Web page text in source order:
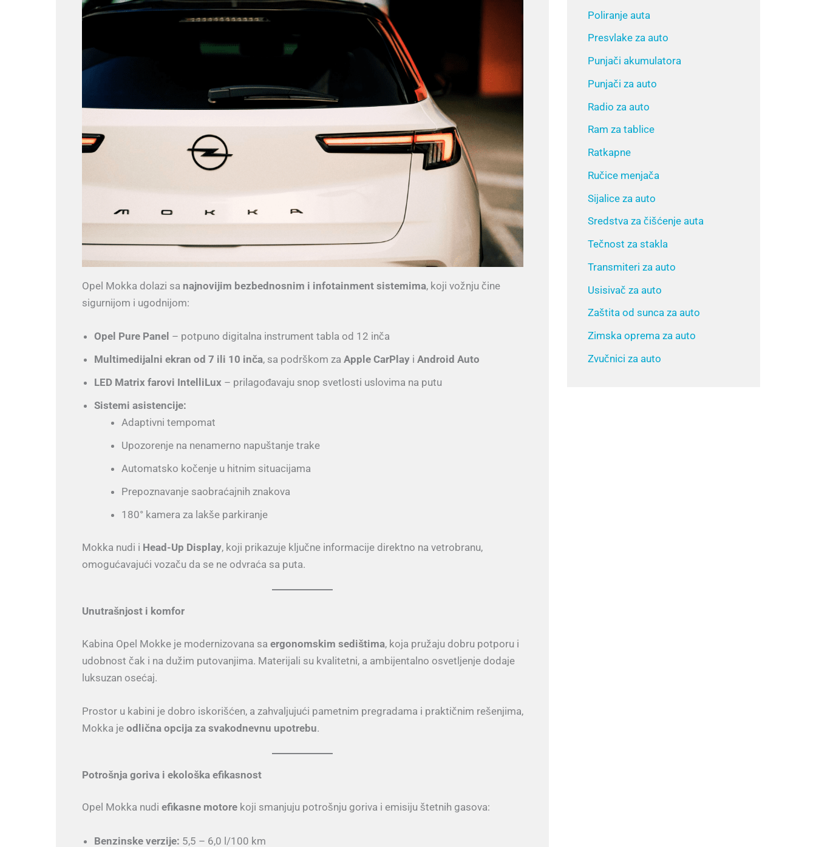
Opel Mokka dolazi sa najnovijim bezbednosnim i infotainment sistemima, koji vožnju čine
sigurnijom i ugodnijom:
Opel Pure Panel – potpuno digitalna instrument tabla od 12 inča
Multimedijalni ekran od 7 ili 10 inča, sa podrškom za Apple CarPlayi Android Auto
LED Matrix farovi IntelliLux– prilagođavaju snop svetlosti uslovima na putu
Sistemi asistencije:
Adaptivni tempomat
Upozorenje na nenamerno napuštanje trake
Automatsko kočenje u hitnim situacijama
Prepoznavanje saobraćajnih znakova
180° kamera za lakše parkiranje
Mokka nudi i Head-Up Display, koji prikazuje ključne informacije direktno na vetrobranu,
omogućavajući vozaču da se ne odvraća sa puta.
Unutrašnjost i komfor
Kabina Opel Mokke je modernizovana sa ergonomskim sedištima, koja pružaju dobru potporu i
udobnost čak i na dužim putovanjima. Materijali su kvalitetni, a ambijentalno osvetljenje dodaje
luksuzan osećaj.
Prostor u kabini je dobro iskorišćen, a zahvaljujući pametnim pregradama i praktičnim rešenjima,
Mokka je odlična opcija za svakodnevnu upotrebu.
Potrošnja goriva i ekološka efikasnost
Opel Mokka nudi efikasne motorekoji smanjuju potrošnju goriva i emisiju štetnih gasova:
Benzinske verzije: 5,5 – 6,0 l/100 km
Poliranje auta
Presvlake za auto
Punjači akumulatora
Punjači za auto
Radio za auto
Ram za tablice
Ratkapne
Ručice menjača
Sijalice za auto
Sredstva za čišćenje auta
Tečnost za stakla
Transmiteri za auto
Usisivač za auto
Zaštita od sunca za auto
Zimska oprema za auto
Zvučnici za auto